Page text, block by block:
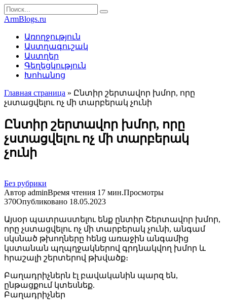
Перейти
к
контенту
Search
for:
ArmBlogs.ru
Առողջություն
Աստղագուշակ
Աստղեր
Գեղեցկություն
Խոհանոց
Главная страница » Ընտիր շերտավոր խմոր, որը
չստացվելու ոչ մի տարբերակ չունի
Ընտիր շերտավոր խմոր, որը
չստացվելու ոչ մի տարբերակ
չունի
Без рубрики
Автор adminВремя чтения 17 мин.Просмотры
370Опубликовано 18.05.2023
Այսօր պատրաստելու ենք ընտիր Շերտավոր խմոր,
որը չստացվելու ոչ մի տարբերակ չունի, անգամ
սկսնած թխողները հենց առաջին անգամից
կստանան պղպղջակներով գրդնակվող խմոր և
հրաշալի շերտերով թխվածք։
Բաղադրիչներն էլ բավականին պարզ են,
ընթացքում կտեսնեք.
Բաղադրիչներ